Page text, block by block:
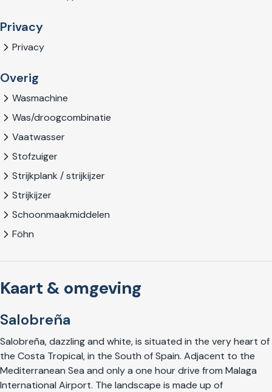
Privacy
Privacy
Overig
Wasmachine
Was/droogcombinatie
Vaatwasser
Stofzuiger
Strijkplank / strijkijzer
Strijkijzer
Schoonmaakmiddelen
Föhn
Kaart & omgeving
Salobreña
Salobreña, dazzling and white, is situated in the very heart of
the Costa Tropical, in the South of Spain. Adjacent to the
Mediterranean Sea and only a one hour drive from Malaga
International Airport. The landscape is made up of